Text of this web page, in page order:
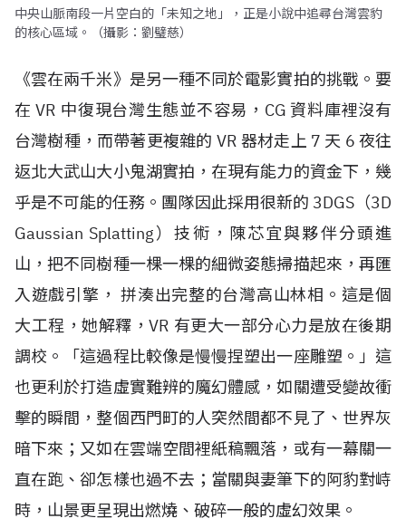
中央山脈南段一片空白的「未知之地」，正是小說中追尋台灣雲豹
的核心區域。（攝影：劉璧慈）
《雲在兩千米》是另一種不同於電影實拍的挑戰。要
在VR 中復現台灣生態並不容易， CG資料庫裡沒有
台灣樹種，而帶著更複雜的 VR 器材走上 7 天 6 夜往
返北大武山大小鬼湖實拍，在現有能力的資金下，幾
乎是不可能的任務。團隊因此採用很新的 3DGS（3D
Gaussian Splatting）技術，陳芯宜與夥伴分頭進
山，把不同樹種一棵一棵的細微姿態掃描起來，再匯
入遊戲引擎， 拼湊出完整的台灣高山林相。這是個
大工程，她解釋，VR 有更大一部分心力是放在後期
調校。「這過程比較像是慢慢捏塑出一座雕塑。」這
也更利於打造虛實難辨的魔幻體感，如關遭受變故衝
擊的瞬間，整個西門町的人突然間都不見了、世界灰
暗下來；又如在雲端空間裡紙稿飄落，或有一幕關一
直在跑、卻怎樣也過不去；當關與妻筆下的阿豹對峙
時，山景更呈現出燃燒、破碎一般的虛幻效果。